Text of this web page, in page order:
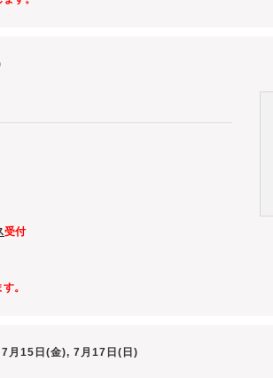
受付
。
月15日(金), 7月17日(日)